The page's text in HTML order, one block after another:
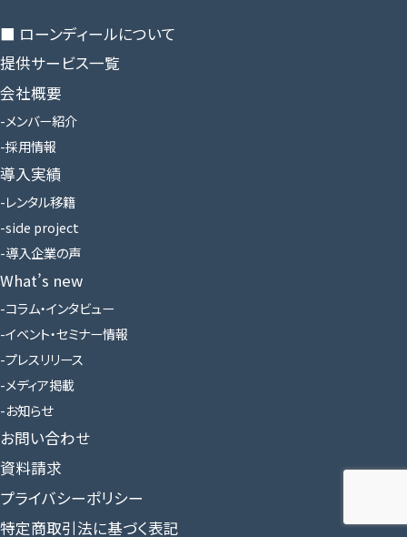
■ ローンディールに​ついて
提供サービス一覧
会社概要
メンバー紹介
採用情報
導入実績
レンタル移籍
side project
導入企業の声
What’s new
コラム・インタビュー
イベント・セミナー情報
プレスリリース
メディア掲載
お知らせ
お問い合わせ
資料請求
プライバシーポリシー
特定商取引法に基づく表記